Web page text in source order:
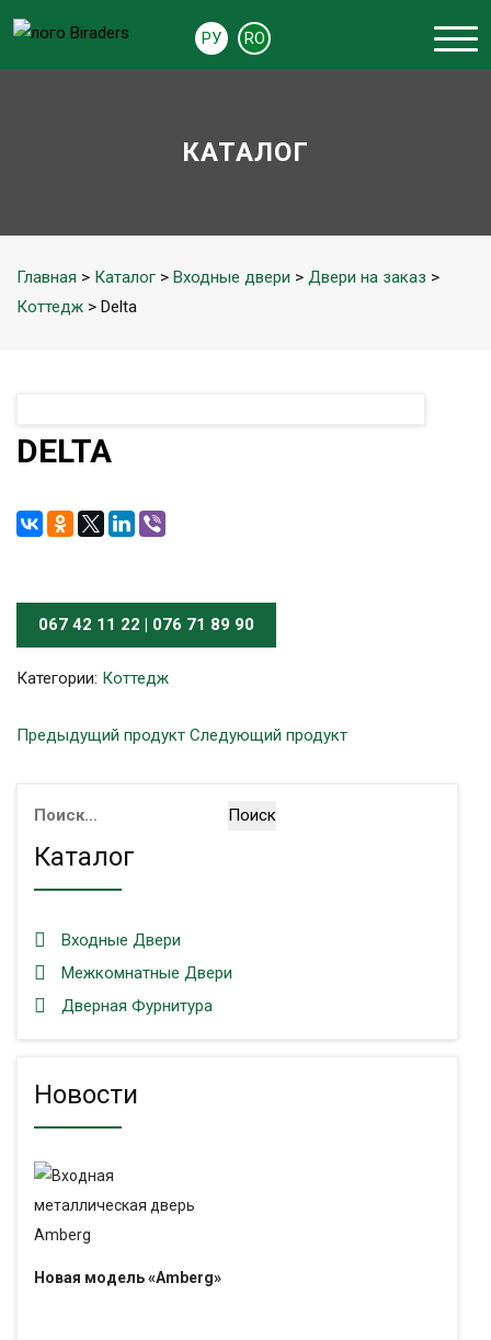
РУ RO
КАТАЛОГ
Главная > Каталог > Входные двери > Двери на заказ >
Коттедж > Delta
DELTA
067 42 11 22 | 076 71 89 90
Категории: Коттедж
Предыдущий продукт Следующий продукт
Найти:
Каталог
Входные Двери
Межкомнатные Двери
Дверная Фурнитура
Новости
Новая модель «Amberg»